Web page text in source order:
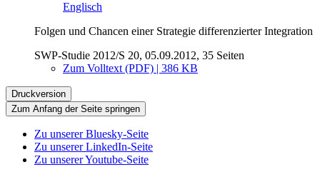
Englisch
Folgen und Chancen einer Strategie differenzierter Integration
SWP-Studie 2012/S 20, 05.09.2012, 35 Seiten
Zum Volltext (PDF) | 386 KB
Druckversion
Zum Anfang der Seite springen
Zu unserer Bluesky-Seite
Zu unserer LinkedIn-Seite
Zu unserer Youtube-Seite